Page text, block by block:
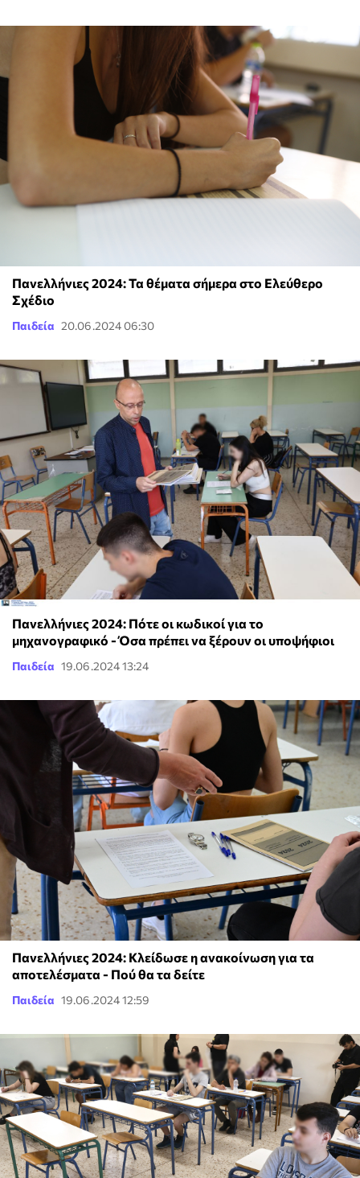
Πανελλήνιες 2024: Τα θέματα σήμερα στο Ελεύθερο
Σχέδιο
Παιδεία 20.06.2024 06:30
Πανελλήνιες 2024: Πότε οι κωδικοί για το
μηχανογραφικό - Όσα πρέπει να ξέρουν οι υποψήφιοι
Παιδεία 19.06.2024 13:24
Πανελλήνιες 2024: Κλείδωσε η ανακοίνωση για τα
αποτελέσματα - Πού θα τα δείτε
Παιδεία 19.06.2024 12:59